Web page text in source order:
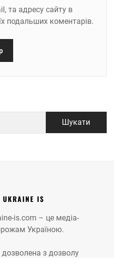
та адресу сайту в
подальших коментарів.
IS
is.com – це медіа-
Україною.
дозволена з дозволу